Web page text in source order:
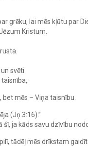
grēku, lai mēs kļūtu par
Kristum.
svēti.
mēs – Viņa taisnību.
(Jņ.3:16).”
ja kāds savu dzīvību
tādēļ mēs drīkstam